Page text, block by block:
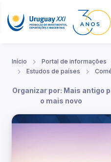
Início Portal de informações
Estudos de países
Organizar por: Mais antigo
o mais novo